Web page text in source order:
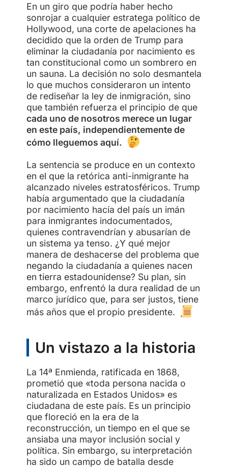
En un giro que podría haber hecho
sonrojar a cualquier estratega político de
Hollywood, una corte de apelaciones ha
decidido que la orden de Trump para
eliminar la ciudadanía por nacimiento es
tan constitucional como un sombrero en
un sauna. La decisión no solo desmantela
lo que muchos consideraron un intento
de rediseñar la ley de inmigración, sino
que también refuerza el principio de que
cada uno de nosotros merece un lugar
en este país, independientemente de
cómo lleguemos aquí.
La sentencia se produce en un contexto
en el que la retórica anti-inmigrante ha
alcanzado niveles estratosféricos. Trump
había argumentado que la ciudadanía
por nacimiento hacía del país un imán
para inmigrantes indocumentados,
quienes contravendrían y abusarían de
un sistema ya tenso. ¿Y qué mejor
manera de deshacerse del problema que
negando la ciudadanía a quienes nacen
en tierra estadounidense? Su plan, sin
embargo, enfrentó la dura realidad de un
marco jurídico que, para ser justos, tiene
más años que el propio presidente.
Un vistazo a la historia
La 14ª Enmienda, ratificada en 1868,
prometió que «toda persona nacida o
naturalizada en Estados Unidos» es
ciudadana de este país. Es un principio
que floreció en la era de la
reconstrucción, un tiempo en el que se
ansiaba una mayor inclusión social y
política. Sin embargo, su interpretación
ha sido un campo de batalla desde